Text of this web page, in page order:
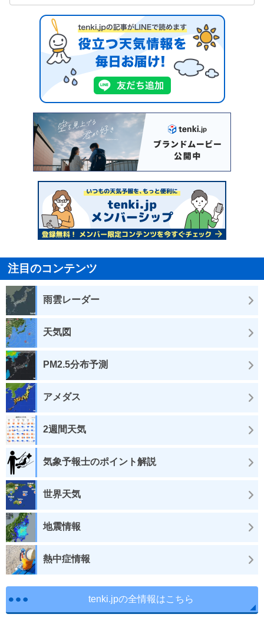
注目のコンテンツ
雨雲レーダー
天気図
PM2.5分布予測
アメダス
2週間天気
気象予報士のポイント解説
世界天気
地震情報
熱中症情報
tenki.jpの全情報はこちら